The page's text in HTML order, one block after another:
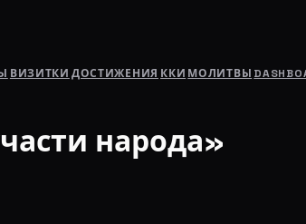
ВИЗИТКИ ДОСТИЖЕНИЯ ККИ МОЛИТВЫ
народа»